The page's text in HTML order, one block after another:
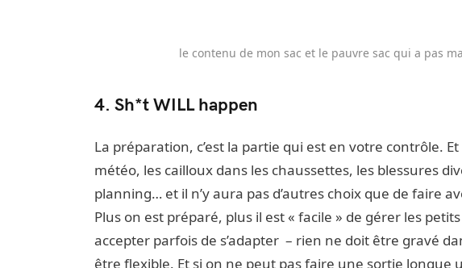
le contenu de mon sac et le pauvre sac qui a pas
4. Sh*t WILL happen
La préparation, c’est la partie qui est en votre contrôle.
météo, les cailloux dans les chaussettes, les blessures
planning… et il n’y aura pas d’autres choix que de faire
Plus on est préparé, plus il est « facile » de gérer les
accepter parfois de s’adapter – rien ne doit être gravé
être flexible. Et si on ne peut pas faire une sortie longue